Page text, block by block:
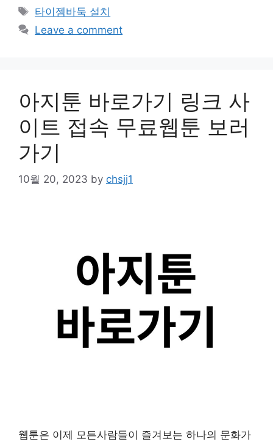
Tags
타이젬바둑 설치
Leave a comment
아지툰 바로가기 링크 사
이트 접속 무료웹툰 보러
가기
10월 20, 2023 by chsjj1
웹툰은 이제 모든사람들이 즐겨보는 하나의 문화가